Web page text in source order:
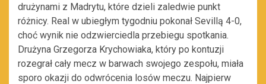
drużynami z Madrytu, które dzieli zaledwie punkt
różnicy. Real w ubiegłym tygodniu pokonał Sevillą 4-0,
choć wynik nie odzwierciedla przebiegu spotkania.
Drużyna Grzegorza Krychowiaka, który po kontuzji
rozegrał cały mecz w barwach swojego zespołu, miała
sporo okazji do odwrócenia losów meczu. Najpierw